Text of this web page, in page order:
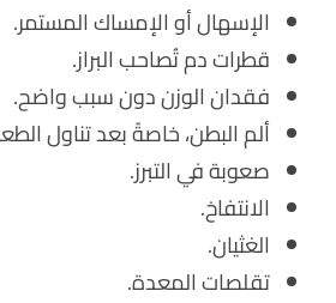
الإسهال أو الإمساك المستمر.
قطرات دم تُصاحب البراز.
فقدان الوزن دون سبب واضح.
ألم البطن، خاصةً بعد تناول
صعوبة في التبرز.
الانتفاخ.
الغثيان.
تقلصات المعدة.